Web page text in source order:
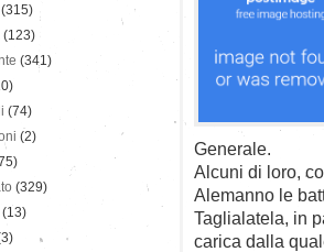
Generale.
Alcuni di loro,
Alemanno le
Taglialatela, in
carica dalla
(315)
(123)
(341)
(74)
(2)
(329)
(13)